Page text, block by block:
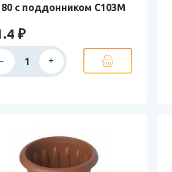
с поддонником С103М
₽